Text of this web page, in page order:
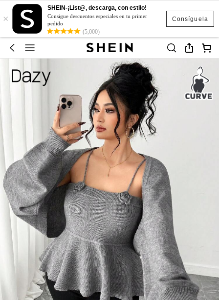
Consíguela
×
SHEIN-¡List@, descarga, con estilo!
Consigue descuentos especiales en tu primer
pedido
(5,000)